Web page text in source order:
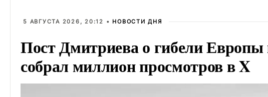
5 АВГУСТА 2026, 20:12 • НОВОСТИ ДНЯ
Пост Дмитриева о гибели Европы
собрал миллион просмотров в X